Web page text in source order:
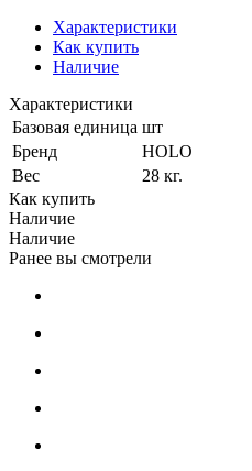
Характеристики
Как купить
Наличие
Характеристики
Базовая единица шт
Бренд
HOLO
Вес
28 кг.
Как купить
Наличие
Наличие
Ранее вы смотрели